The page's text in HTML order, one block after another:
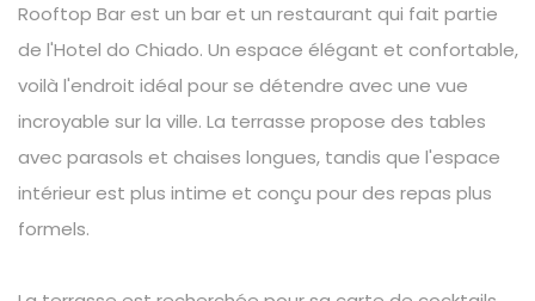
Rooftop Bar est un bar et un restaurant qui fait partie
de l'Hotel do Chiado. Un espace élégant et confortable,
voilà l'endroit idéal pour se détendre avec une vue
incroyable sur la ville. La terrasse propose des tables
avec parasols et chaises longues, tandis que l'espace
intérieur est plus intime et conçu pour des repas plus
formels.